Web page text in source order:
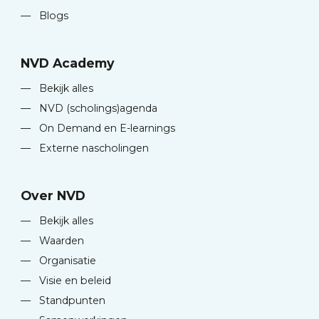
—
Blogs
NVD Academy
—
Bekijk alles
—
NVD (scholings)agenda
—
On Demand en E-learnings
—
Externe nascholingen
Over NVD
—
Bekijk alles
—
Waarden
—
Organisatie
—
Visie en beleid
—
Standpunten